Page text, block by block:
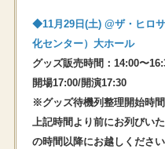
◆11⽉29⽇(⼟) @ザ・ヒロ
化センター）大ホール
グッズ販売時間：14:00〜
開場17:00/開演17:30
※グッズ待機列整理開始時間
上記時間より前にお列びい
の時間以降にお越しください